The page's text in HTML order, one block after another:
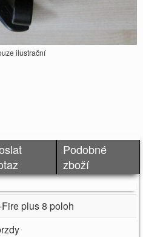
ilustrační
Podobné
zboží
plus 8 poloh